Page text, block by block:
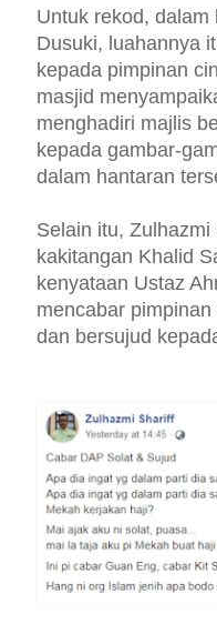
Untuk rekod, dalam
Dusuki, luahannya
kepada pimpinan
masjid
menghadiri majlis
kepada gambar-
dalam hantaran
Selain itu,
kakitangan Khalid
kenyataan Ustaz
mencabar
dan bersujud